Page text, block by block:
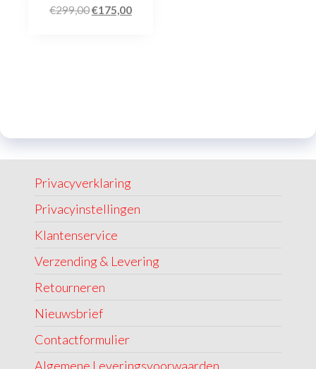
€299,00€175,00
Privacyverklaring
Privacyinstellingen
Klantenservice
Verzending & Levering
Retourneren
Nieuwsbrief
Contactformulier
Algemene Leveringsvoorwaarden